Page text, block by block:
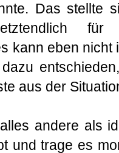
Das stellte
für
kann eben nicht
aus der
andere als
und trage es